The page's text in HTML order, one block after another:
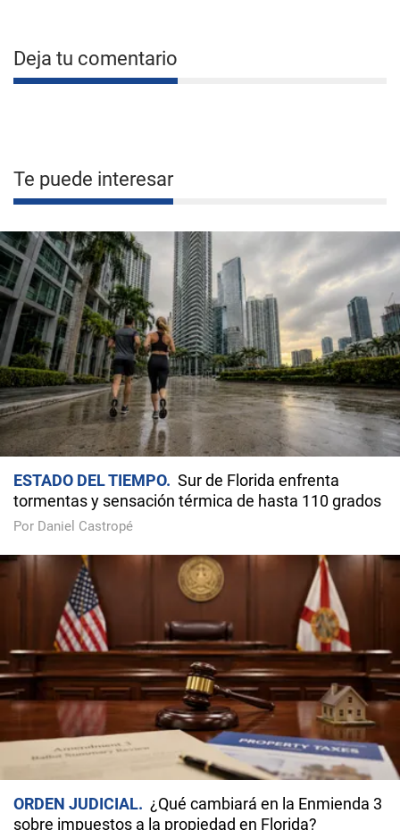
Deja tu comentario
Te puede interesar
ESTADO DEL TIEMPO
Sur de Florida enfrenta
tormentas y sensación térmica de hasta 110 grados
Por Daniel Castropé
ORDEN JUDICIAL
¿Qué cambiará en la Enmienda 3
sobre impuestos a la propiedad en Florida?